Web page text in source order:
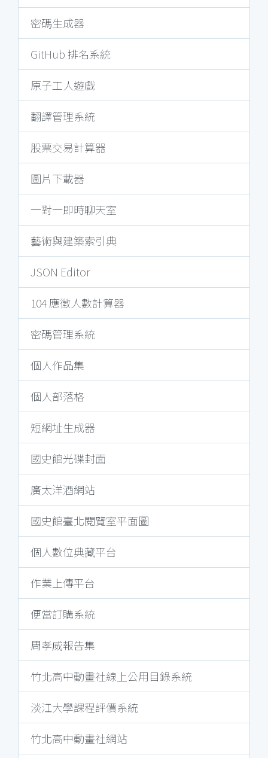
密碼生成器
GitHub 排名系統
原子工人遊戲
翻譯管理系統
股票交易計算器
圖片下載器
一對一即時聊天室
藝術與建築索引典
JSON Editor
104 應徵人數計算器
密碼管理系統
個人作品集
個人部落格
短網址生成器
國史館光碟封面
廣太洋酒網站
國史館臺北閱覽室平面圖
個人數位典藏平台
作業上傳平台
便當訂購系統
周孝威報告集
竹北高中動畫社線上公用目錄系統
淡江大學課程評價系統
竹北高中動畫社網站